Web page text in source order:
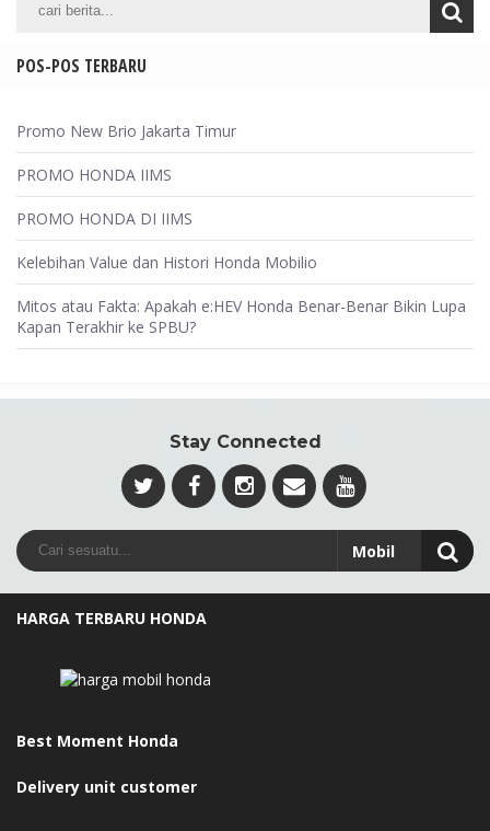
POS-POS TERBARU
Promo New Brio Jakarta Timur
PROMO HONDA IIMS
PROMO HONDA DI IIMS
Kelebihan Value dan Histori Honda Mobilio
Mitos atau Fakta: Apakah e:HEV Honda Benar-Benar Bikin Lupa
Kapan Terakhir ke SPBU?
Stay Connected
HARGA TERBARU HONDA
Best Moment Honda
Delivery unit customer